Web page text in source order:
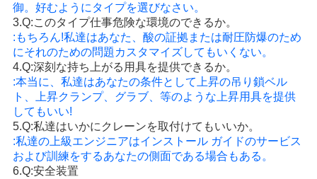
御。好むようにタイプを選びなさい。
3.Q:このタイプ仕事危険な環境のできるか。
:もちろん!私達はあなた、酸の証拠または耐圧防爆のため
にそれのための問題カスタマイズしてもいくない。
4.Q:深刻な持ち上がる用具を提供できるか。
:本当に、私達はあなたの条件として上昇の吊り鎖ベル
ト、上昇クランプ、グラブ、等のような上昇用具を提供
してもいい!
5.Q:私達はいかにクレーンを取付けてもいいか。
:私達の上級エンジニアはインストール ガイドのサービス
および訓練をするあなたの側面である場合もある。
6.Q:安全装置